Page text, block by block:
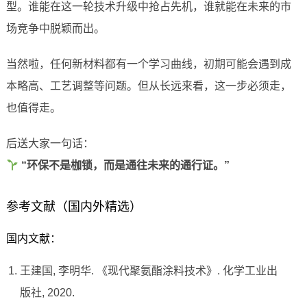
型。谁能在这一轮技术升级中抢占先机，谁就能在未来的市
场竞争中脱颖而出。
当然啦，任何新材料都有一个学习曲线，初期可能会遇到成
本略高、工艺调整等问题。但从长远来看，这一步必须走，
也值得走。
后送大家一句话：
“环保不是枷锁，而是通往未来的通行证。”
参考文献（国内外精选）
国内文献：
王建国, 李明华. 《现代聚氨酯涂料技术》. 化学工业出
版社, 2020.